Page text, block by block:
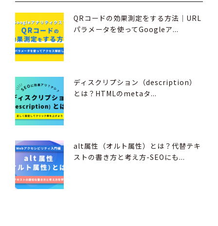
QRコードの効果測定をする方法｜URL
パラメータを使ってGoogleア...
ディスクリプション（description）
とは？HTMLのmetaタ...
alt属性（オルト属性）とは？代替テキ
ストの書き方と考え方-SEOにも...